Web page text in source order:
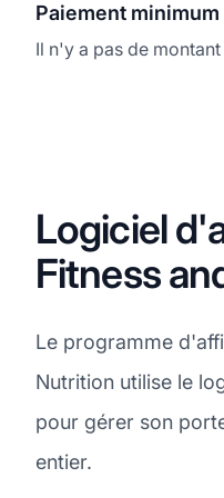
Paiement minimum
Il n'y a pas de
Logiciel
Fitness
Le programme
Nutrition utilise le
pour gérer son
entier.